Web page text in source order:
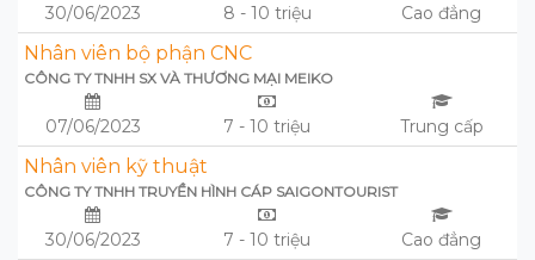
30/06/2023 8 - 10 triệu Cao đẳng
Nhân viên bộ phận CNC
CÔNG TY TNHH SX VÀ THƯƠNG MẠI MEIKO
07/06/2023 7 - 10 triệu Trung cấp
Nhân viên kỹ thuật
CÔNG TY TNHH TRUYỀN HÌNH CÁP SAIGONTOURIST
30/06/2023 7 - 10 triệu Cao đẳng